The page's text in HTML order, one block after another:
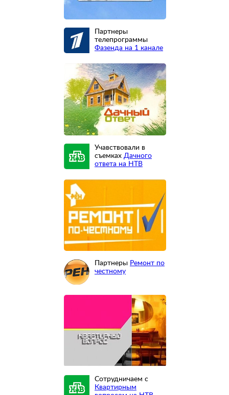
Партнеры
телепрограммы
Фазенда на 1 канале
Учавствовали в
съемках Дачного
ответа на НТВ
Партнеры Ремонт по
честному
Сотрудничаем с
Квартирным